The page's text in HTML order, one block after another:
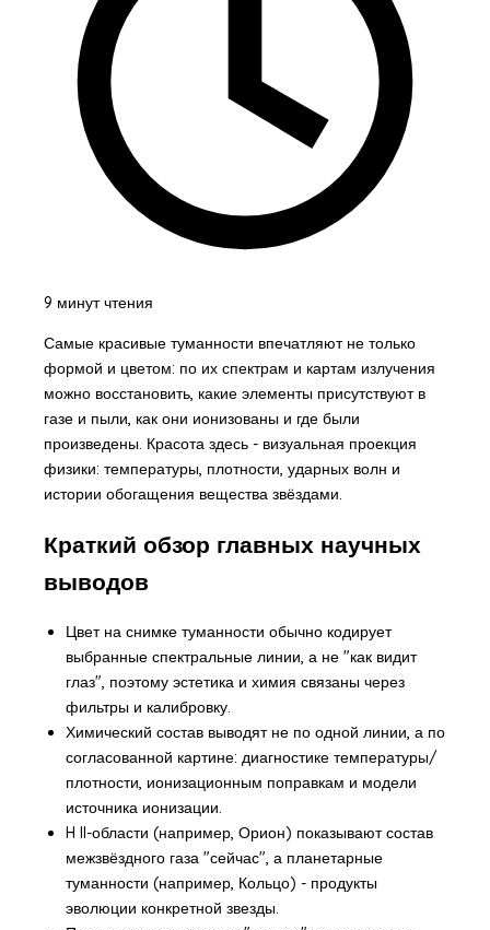
9 минут чтения
Самые красивые туманности впечатляют не только
формой и цветом: по их спектрам и картам излучения
можно восстановить, какие элементы присутствуют в
газе и пыли, как они ионизованы и где были
произведены. Красота здесь - визуальная проекция
физики: температуры, плотности, ударных волн и
истории обогащения вещества звёздами.
Краткий обзор главных научных
выводов
Цвет на снимке туманности обычно кодирует
выбранные спектральные линии, а не "как видит
глаз", поэтому эстетика и химия связаны через
фильтры и калибровку.
Химический состав выводят не по одной линии, а по
согласованной картине: диагностике температуры/
плотности, ионизационным поправкам и модели
источника ионизации.
H II-области (например, Орион) показывают состав
межзвёздного газа "сейчас", а планетарные
туманности (например, Кольцо) - продукты
эволюции конкретной звезды.